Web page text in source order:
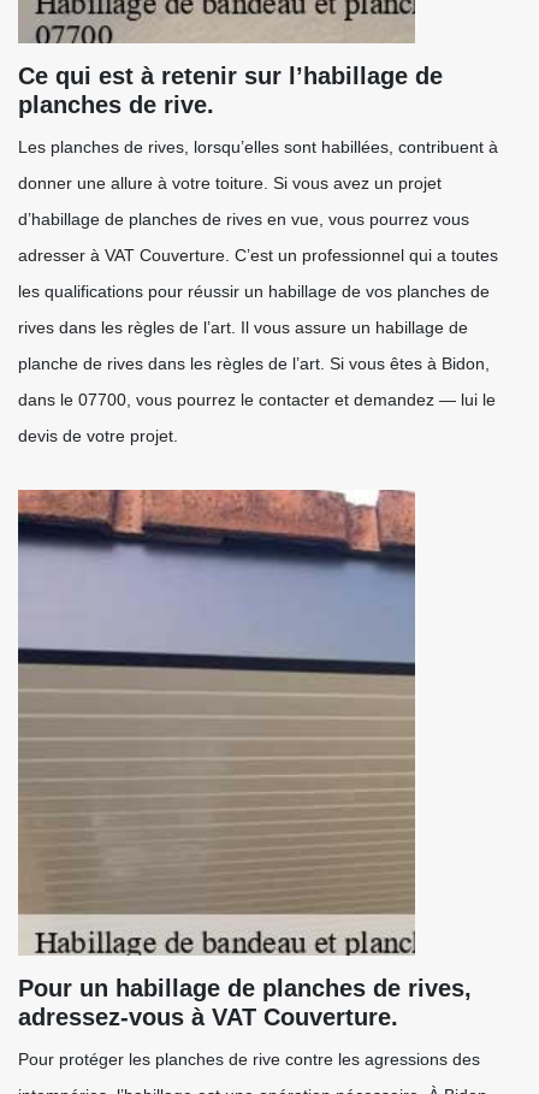
Ce qui est à retenir sur l’habillage de
planches de rive.
Les planches de rives, lorsqu’elles sont habillées, contribuent à
donner une allure à votre toiture. Si vous avez un projet
d’habillage de planches de rives en vue, vous pourrez vous
adresser à VAT Couverture. C’est un professionnel qui a toutes
les qualifications pour réussir un habillage de vos planches de
rives dans les règles de l’art. Il vous assure un habillage de
planche de rives dans les règles de l’art. Si vous êtes à Bidon,
dans le 07700, vous pourrez le contacter et demandez — lui le
devis de votre projet.
Pour un habillage de planches de rives,
adressez-vous à VAT Couverture.
Pour protéger les planches de rive contre les agressions des